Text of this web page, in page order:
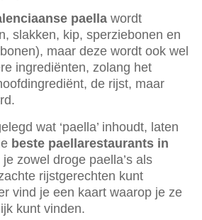
paella wordt
slakken, kip, sperziebonen en
maar deze wordt ook wel
ingrediënten, zolang het
de rijst, maar
wat ‘paella’ inhoudt, laten
beste paellarestaurants in
zowel droge paella’s als
rijstgerechten kunt
vind je een kaart waarop je ze
kunt vinden.